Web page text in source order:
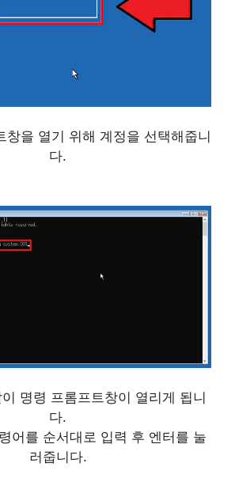
을 열기 위해 계정을 선택해줍니
다.
명령 프롬프트창이 열리게 됩니
다.
어를 순서대로 입력 후 엔터를 눌
러줍니다.